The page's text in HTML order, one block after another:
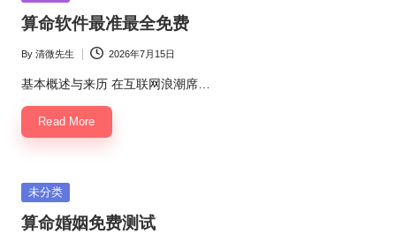
in
算命软件最准最全免费
Posted
by
By 清微先生 2026年7月15日
基本概述与来历 在互联网浪潮席…
Read More
Posted
in
未分类
算命婚姻免费测试